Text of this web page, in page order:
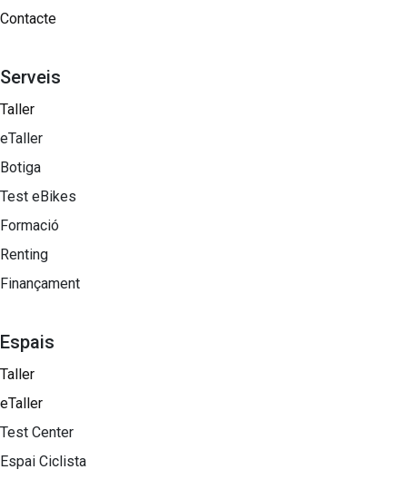
Contacte
Serveis
Taller
eTaller
Botiga
Test eBikes
Formació
Renting
Finançament
Espais
Taller
eTaller
Test Center
Espai Ciclista